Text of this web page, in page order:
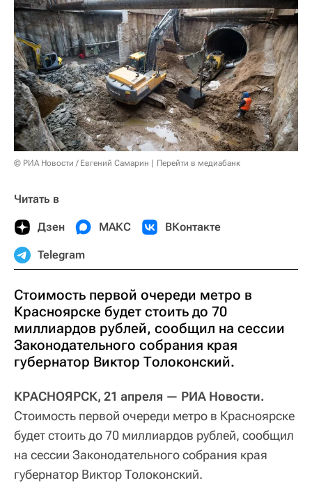
© РИА Новости / Евгений Самарин Перейти в медиабанк
Читать в
Дзен МАКС ВКонтакте
Telegram
Стоимость первой очереди метро в
Красноярске будет стоить до 70
миллиардов рублей, сообщил на сессии
Законодательного собрания края
губернатор Виктор Толоконский.
КРАСНОЯРСК, 21 апреля — РИА Новости.
Стоимость первой очереди метро в Красноярске
будет стоить до 70 миллиардов рублей, сообщил
на сессии Законодательного собрания края
губернатор Виктор Толоконский.